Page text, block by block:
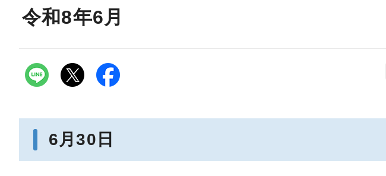
令和8年6月
6月30日